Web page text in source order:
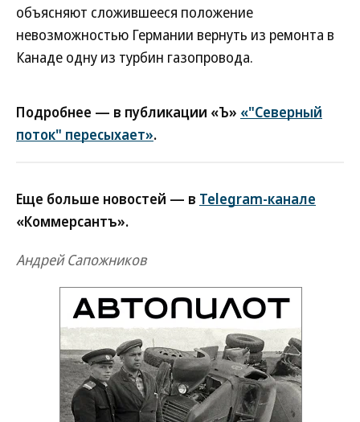
объясняют сложившееся положение
невозможностью Германии вернуть из ремонта в
Канаде одну из турбин газопровода.
Подробнее — в публикации «Ъ» «"Северный
поток" пересыхает».
Еще больше новостей — в Telegram-канале
«Коммерсантъ».
Андрей Сапожников
Новости партнеров
ВСУ точно получат десятки тысяч новых
солдат
Путин озвучил итоговый план СВО